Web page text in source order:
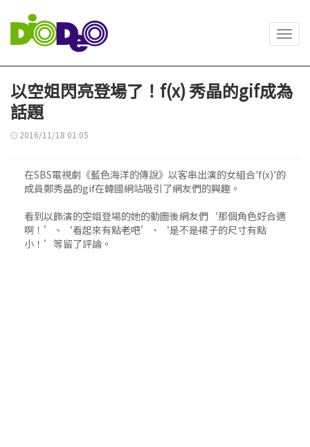
以空姐閃亮登場了！f(x) 秀晶的gif成為
話題
2016/11/18 01:05
在SBS電視劇《藍色海洋的傳說》以客串出演的女組合'f(x)'的
成員鄭秀晶的gif在韓國網站吸引了網友們的興趣。
看到以飾演的空姐登場的她的動圖後網友們‘那個角色好合適
啊！’、‘看起來有點老吧’、‘是不是裙子的尺寸有點
小！’等留了評論。